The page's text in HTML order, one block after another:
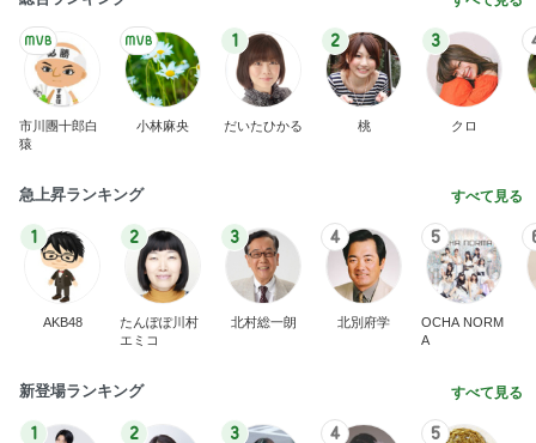
市川團十郎白
猿
小林麻央
1
だいたひかる
2
桃
3
クロ
急上昇ランキング すべて見る
1
AKB48
2
たんぽぽ川村
エミコ
3
北村総一朗
4
北別府学
5
OCHA NORM
A
新登場ランキング すべて見る
1 2 3 4 5